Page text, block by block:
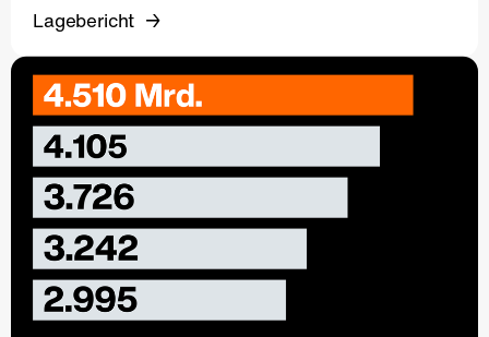
Lagebericht